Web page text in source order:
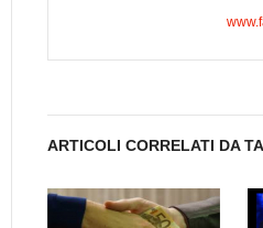
ARTICOLI CORRELATI DA